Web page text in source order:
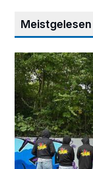
Meistgelesen
Aus Grau wird